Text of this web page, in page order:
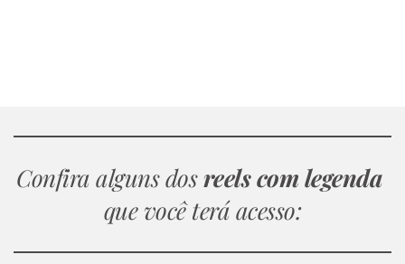
Confira alguns dos
que você terá acesso: